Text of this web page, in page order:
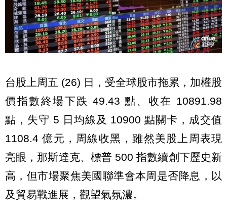
台股上周五 (26) 日，受全球股市拖累，加權股
價指數終場下跌 49.43 點、收在 10891.98
點，失守 5 日均線及 10900 點關卡，成交值
1108.4 億元，周線收黑，雖然美股上周表現
亮眼，那斯達克、標普 500 指數續創下歷史新
高，但市場聚焦美國聯準會本周是否降息，以
及貿易戰進展，觀望氣氛濃。